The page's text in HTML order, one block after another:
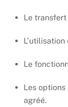
Le
L’utilisation
Le
Les
agréé.